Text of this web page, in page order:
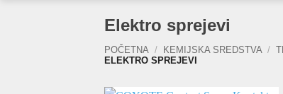
Elektro sprejevi
POČETNA / KEMIJSKA SREDSTVA /
ELEKTRO SPREJEVI